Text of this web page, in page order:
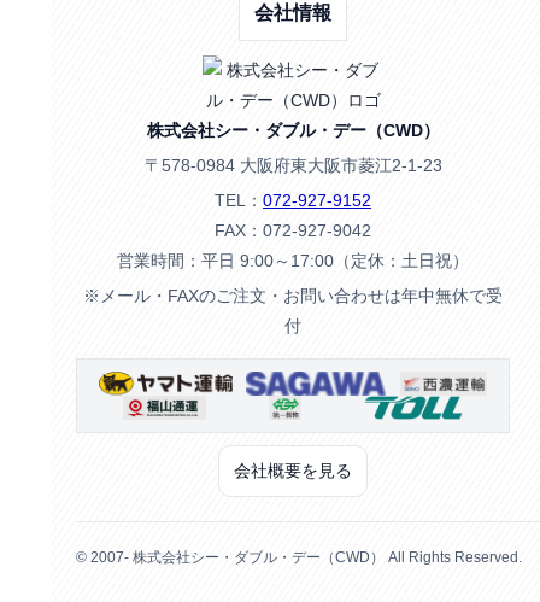
会社情報
株式会社シー・ダブル・デー（CWD）
〒578-0984 大阪府東大阪市菱江2-1-23
TEL： 072-927-9152
FAX：072-927-9042
営業時間：平日 9:00～17:00（定休：土日祝）
※メール・FAXのご注文・お問い合わせは年中無休で受
付
会社概要を見る
© 2007- 株式会社シー・ダブル・デー（CWD） All Rights Reserved.